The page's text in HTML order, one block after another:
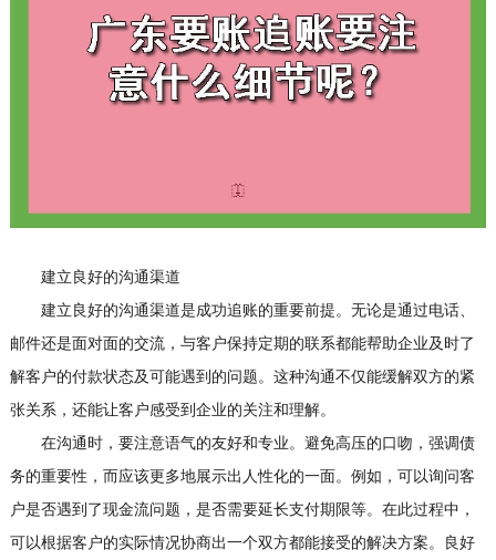
建立良好的沟通渠道
建立良好的沟通渠道是成功追账的重要前提。无论是通过电话、
邮件还是面对面的交流，与客户保持定期的联系都能帮助企业及时了
解客户的付款状态及可能遇到的问题。这种沟通不仅能缓解双方的紧
张关系，还能让客户感受到企业的关注和理解。
在沟通时，要注意语气的友好和专业。避免高压的口吻，强调债
务的重要性，而应该更多地展示出人性化的一面。例如，可以询问客
户是否遇到了现金流问题，是否需要延长支付期限等。在此过程中，
可以根据客户的实际情况协商出一个双方都能接受的解决方案。良好